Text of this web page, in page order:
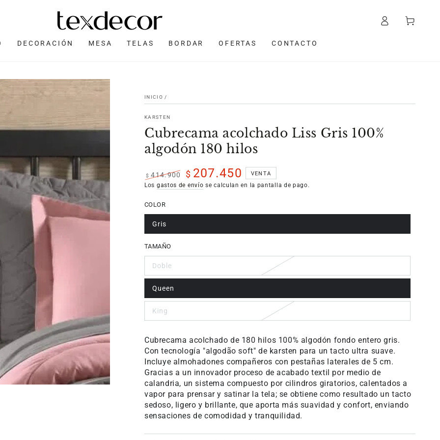
DECORACIÓN MESA TELAS BORDAR OFERTAS CONTACTO
sesión
Carrito
INICIO /
KARSTEN
Cubrecama acolchado Liss Gris 100%
algodón 180 hilos
Precio
$ 414.900
Precio
$ 207.450 VENTA
Los gastos de envío se calculan en la pantalla de pago.
COLOR
Gris
TAMAÑO
Doble
Queen
King
Cubrecama acolchado de 180 hilos 100% algodón fondo entero gris.
Con tecnología "algodão soft" de karsten para un tacto ultra suave.
Incluye almohadones compañeros con pestañas laterales de 5 cm.
Gracias a un innovador proceso de acabado textil por medio de
calandria, un sistema compuesto por cilindros giratorios, calentados a
vapor para prensar y satinar la tela; se obtiene como resultado un tacto
sedoso, ligero y brillante, que aporta más suavidad y confort, enviando
sensaciones de comodidad y tranquilidad.